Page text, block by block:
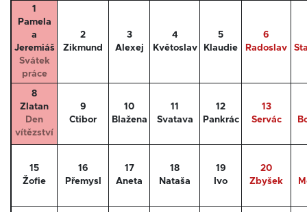
1
Pamela
a
Jeremiáš
Svátek
práce
2
Zikmund
3
Alexej
4
Květoslav
5
Klaudie
6
Radoslav
8
Zlatan
Den
vítězství
9
Ctibor
10
Blažena
11
Svatava
12
Pankrác
13
Servác
15
Žofie
16
Přemysl
17
Aneta
18
Nataša
19
Ivo
20
Zbyšek